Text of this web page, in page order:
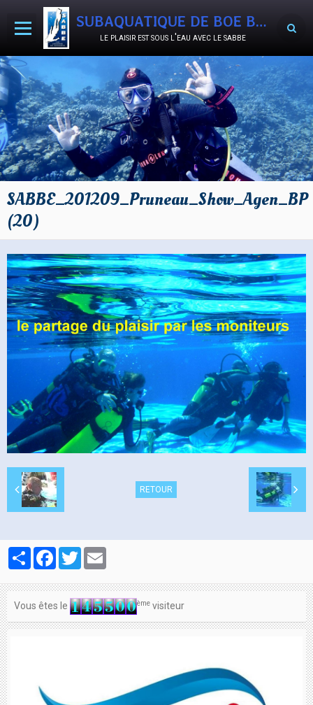
SUBAQUATIQUE DE BOE BON-ENCONTRE
le plaisir est sous l'eau avec le sabbe
Accueil
Agenda
Activités
Le Club
Documents
Vidéos
SABB'OCCASIONS
Nous rejoindre
Contacts
SABBE_201209_Pruneau_Show_Agen_BP
(20)
RETOUR
PartagerFacebook
Twitter
Vous êtes le ème visiteur